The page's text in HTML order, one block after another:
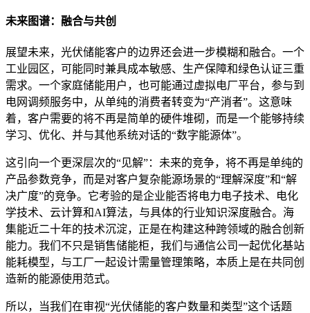
未来图谱：融合与共创
展望未来，光伏储能客户的边界还会进一步模糊和融合。一个
工业园区，可能同时兼具成本敏感、生产保障和绿色认证三重
需求。一个家庭储能用户，也可能通过虚拟电厂平台，参与到
电网调频服务中，从单纯的消费者转变为“产消者”。这意味
着，客户需要的将不再是简单的硬件堆砌，而是一个能够持续
学习、优化、并与其他系统对话的“数字能源体”。
这引向一个更深层次的“见解”：未来的竞争，将不再是单纯的
产品参数竞争，而是对客户复杂能源场景的“理解深度”和“解
决广度”的竞争。它考验的是企业能否将电力电子技术、电化
学技术、云计算和AI算法，与具体的行业知识深度融合。海
集能近二十年的技术沉淀，正是在构建这种跨领域的融合创新
能力。我们不只是销售储能柜，我们与通信公司一起优化基站
能耗模型，与工厂一起设计需量管理策略，本质上是在共同创
造新的能源使用范式。
所以，当我们在审视“光伏储能的客户数量和类型”这个话题